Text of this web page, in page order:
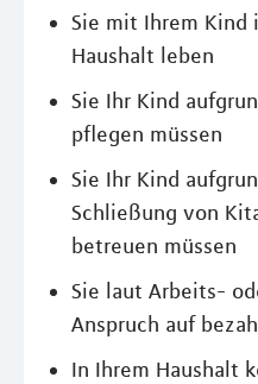
Sie mit Ihrem Kind
Haushalt leben
Sie Ihr Kind
pflegen müssen
Sie Ihr Kind
Schließung von
betreuen müssen
Sie laut Arbeits-
Anspruch auf
In Ihrem Haushalt